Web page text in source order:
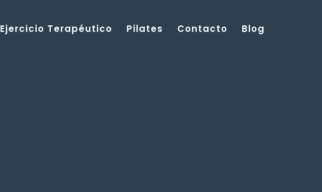
Ejercicio Terapéutico Pilates Contacto Blog